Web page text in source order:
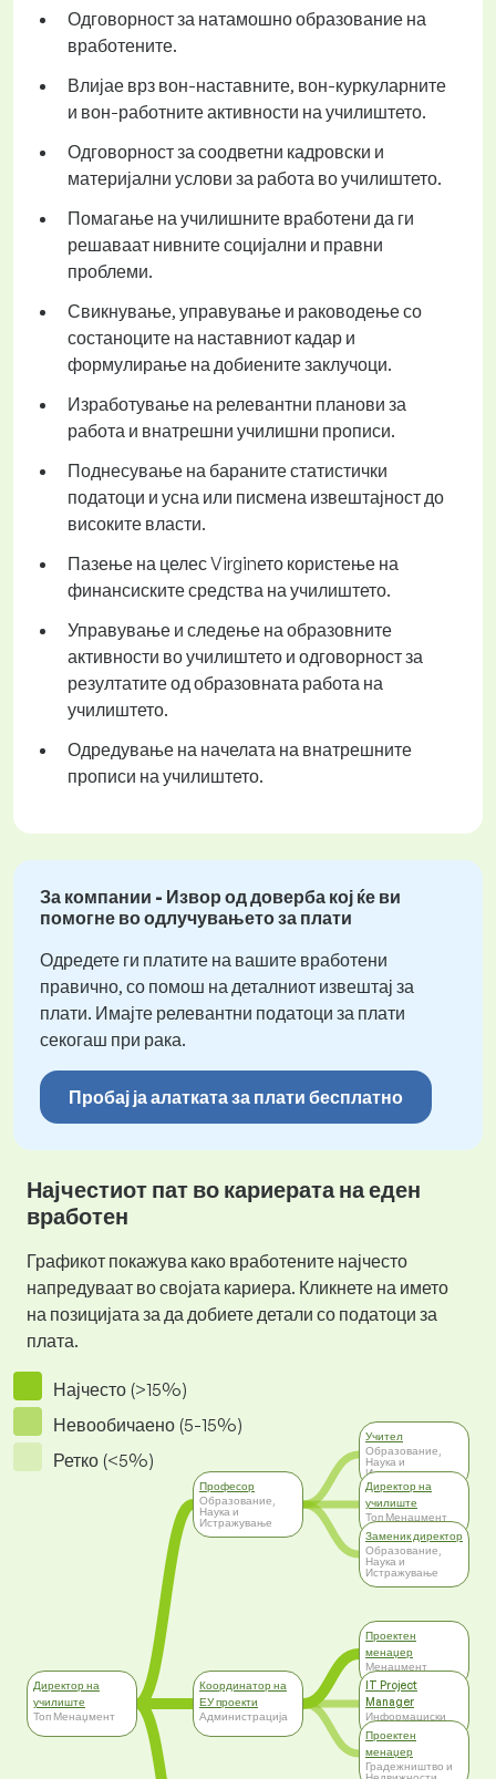
Одговорност за натамошно образование на
вработените.
Влијае врз вон-наставните, вон-куркуларните
и вон-работните активности на училиштето.
Одговорност за соодветни кадровски и
материјални услови за работа во училиштето.
Помагање на училишните вработени да ги
решаваат нивните социјални и правни
проблеми.
Свикнување, управување и раководење со
состаноците на наставниот кадар и
формулирање на добиените заклучоци.
Изработување на релевантни планови за
работа и внатрешни училишни прописи.
Поднесување на бараните статистички
податоци и усна или писмена извештајност до
високите власти.
Пазење на целес Virginето користење на
финансиските средства на училиштето.
Управување и следење на образовните
активности во училиштето и одговорност за
резултатите од образовната работа на
училиштето.
Одредување на начелата на внатрешните
прописи на училиштето.
За компании - Извор од доверба кој ќе ви
помогне во одлучувањето за плати
Одредете ги платите на вашите вработени
правично, со помош на деталниот извештај за
плати. Имајте релевантни податоци за плати
секогаш при рака.
Пробај ја алатката за плати бесплатно
Најчестиот пат во кариерата на еден
вработен
Графикот покажува како вработените најчесто
напредуваат во својата кариера. Кликнете на името
на позицијата за да добиете детали со податоци за
плата.
Најчесто (>15%)
Невообичаено (5-15%)
Ретко (<5%)
Директор на
училиште
Топ Менаџмент
Професор
Образование,
Наука и
Истражување
Координатор на
ЕУ проекти
Администрација
Учител
Образование,
Наука и
Истражување
Директор на
училиште
Топ Менаџмент
Заменик директор
Образование,
Наука и
Истражување
Проектен
менаџер
Менаџмент
IT Project
Manager
Информациски
Технологии
Проектен
менаџер
Градежништво и